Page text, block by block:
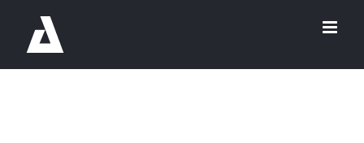
contenu